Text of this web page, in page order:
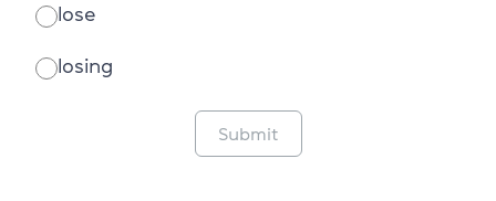
lose
losing
Submit